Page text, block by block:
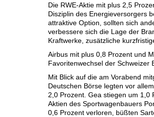
Die RWE-Aktie mit plus 2,5
Disziplin des Energieversorgers
attraktive Option, sollten sich
verbessere sich die Lage der
Kraftwerke, zusätzliche
Airbus mit plus 0,8 Prozent und
Favoritenwechsel der Schweizer
Mit Blick auf die am Vorabend
Deutschen Börse legten vor
2,0 Prozent. Gea stiegen um 1,0
Aktien des Sportwagenbauers
0,6 Prozent verloren, büßten